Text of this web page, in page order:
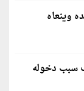
وينعاه
سبب دخوله